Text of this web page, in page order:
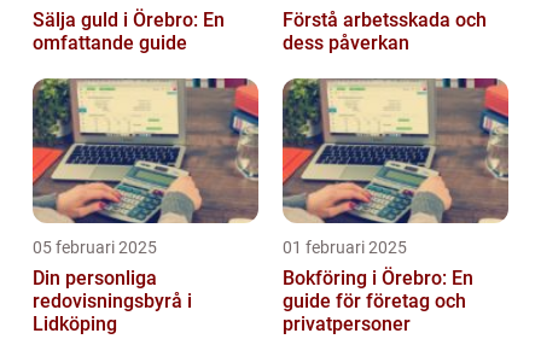
Sälja guld i Örebro: En
omfattande guide
Förstå arbetsskada och
dess påverkan
05 februari 2025
Din personliga
redovisningsbyrå i
Lidköping
01 februari 2025
Bokföring i Örebro: En
guide för företag och
privatpersoner